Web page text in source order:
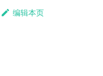
编辑本页